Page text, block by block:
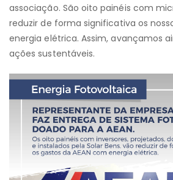
associação. São oito painéis com
reduzir de forma significativa os
energia elétrica. Assim, avançamos
ações sustentáveis.